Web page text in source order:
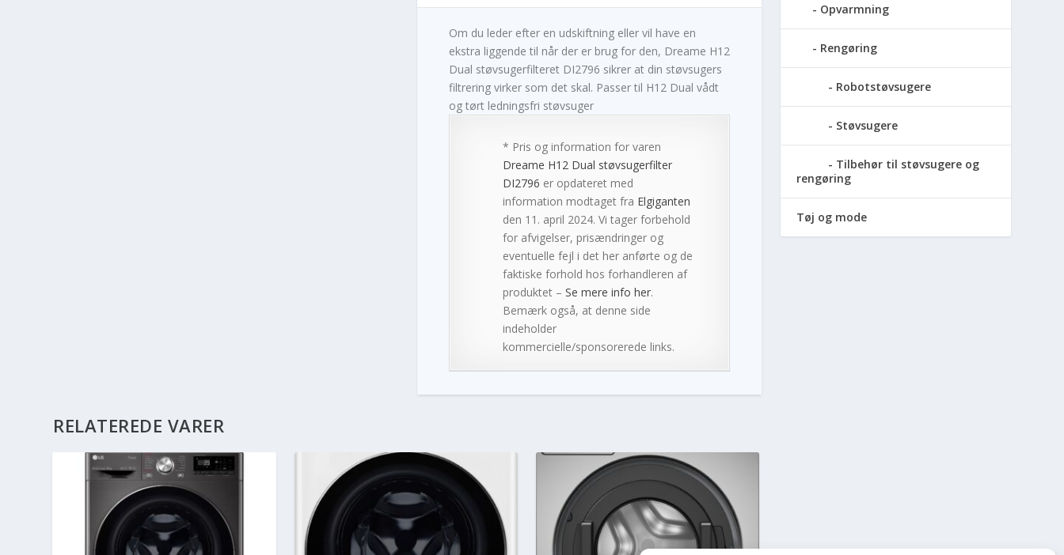
Om du leder efter en udskiftning eller vil have en
ekstra liggende til når der er brug for den, Dreame H12
Dual støvsugerfilteret DI2796 sikrer at din støvsugers
filtrering virker som det skal. Passer til H12 Dual vådt
og tørt ledningsfri støvsuger
* Pris og information for varen
Dreame H12 Dual støvsugerfilter
DI2796 er opdateret med
information modtaget fra Elgiganten
den 11. april 2024. Vi tager forbehold
for afvigelser, prisændringer og
eventuelle fejl i det her anførte og de
faktiske forhold hos forhandleren af
produktet – Se mere info her.
Bemærk også, at denne side
indeholder
kommercielle/sponsorerede links.
RELATEREDE VARER
Opvarmning
Rengøring
Robotstøvsugere
Støvsugere
Tilbehør til støvsugere og
rengøring
Tøj og mode